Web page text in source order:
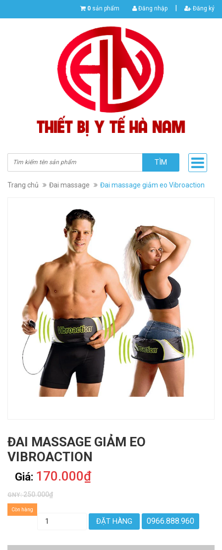
0 sản phẩm Đăng nhập | Đăng ký
TÌM
Trang chủ Đai massage Đai massage giảm eo Vibroaction
ĐAI MASSAGE GIẢM EO
VIBROACTION
Giá: 170.000₫
GNY:250.000₫
Còn hàng
ĐẶT HÀNG 0966.888.960